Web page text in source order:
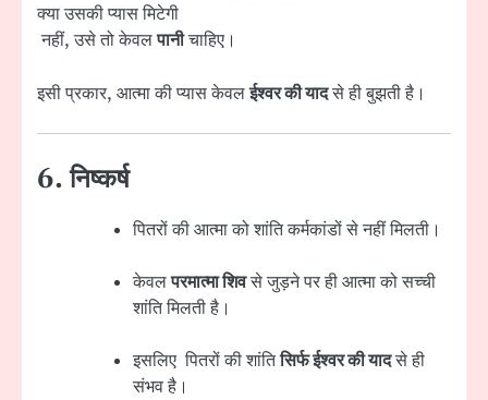
क्या उसकी प्यास मिटेगी
नहीं, उसे तो केवलपानीचाहिए।
इसी प्रकार, आत्मा की प्यास केवलईश्वर की यादसे ही बुझती है।
6. निष्कर्ष
पितरों की आत्मा को शांति कर्मकांडों से नहीं मिलती।
केवलपरमात्मा शिवसे जुड़ने पर ही आत्मा को सच्ची
शांति मिलती है।
इसलिए पितरों की शांतिसिर्फ ईश्वर की यादसे ही
संभव है।